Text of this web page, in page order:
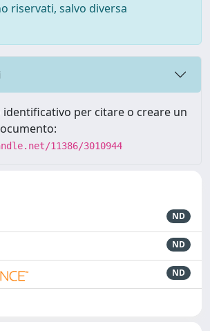
riservati, salvo diversa
identificativo per citare o creare un
11386/3010944
ND
ND
ND